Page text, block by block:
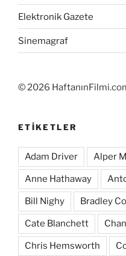
Elektronik Gazete
Sinemagraf
©2026
ETIKETLER
Adam Driver Alper
Anne Hathaway
Bill Nighy Bradley
Cate Blanchett
Chris Hemsworth